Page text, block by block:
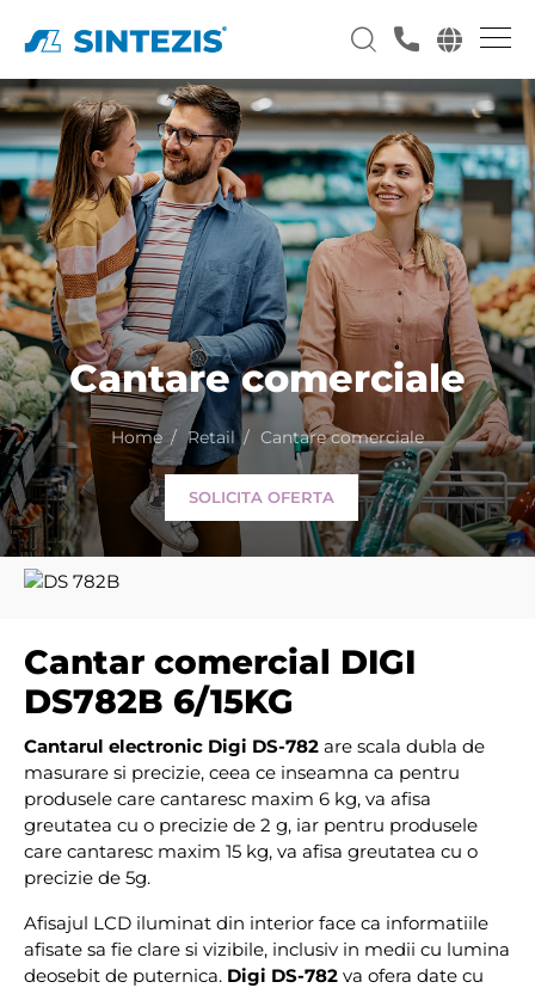
Cantare comerciale
Home Retail Cantare comerciale
SOLICITA OFERTA
Cantar comercial DIGI
DS782B 6/15KG
Cantarul electronic Digi DS-782 are scala dubla de
masurare si precizie, ceea ce inseamna ca pentru
produsele care cantaresc maxim 6 kg, va afisa
greutatea cu o precizie de 2 g, iar pentru produsele
care cantaresc maxim 15 kg, va afisa greutatea cu o
precizie de 5g.
Afisajul LCD iluminat din interior face ca informatiile
afisate sa fie clare si vizibile, inclusiv in medii cu lumina
deosebit de puternica. Digi DS-782 va ofera date cu